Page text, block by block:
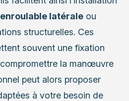
latérale ou
structurelles. Ces
souvent une fixation
la manœuvre
peut alors proposer
à votre besoin de